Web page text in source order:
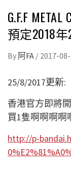
G.F.F
預定2018
By 阿FA / 2017-
25/8/2017更新:
香港官方即將
買1隻啊啊啊啊
http://p-